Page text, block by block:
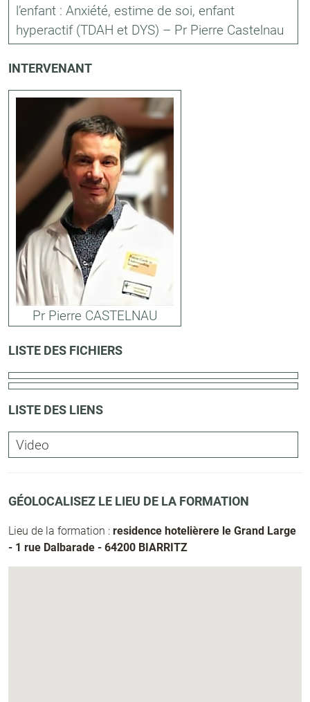
l’enfant : Anxiété, estime de soi, enfant
hyperactif (TDAH et DYS) – Pr Pierre Castelnau
INTERVENANT
Pr Pierre CASTELNAU
LISTE DES FICHIERS
LISTE DES LIENS
Video
GÉOLOCALISEZ LE LIEU DE LA FORMATION
Lieu de la formation : residence hotelièrere le Grand Large
- 1 rue Dalbarade - 64200 BIARRITZ